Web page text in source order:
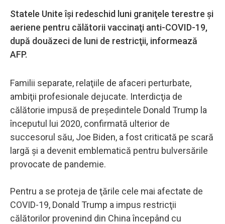
Statele Unite îşi redeschid luni graniţele terestre şi
aeriene pentru călătorii vaccinaţi anti-COVID-19,
după douăzeci de luni de restricţii, informează
AFP.
Familii separate, relaţiile de afaceri perturbate,
ambiţii profesionale dejucate. Interdicţia de
călătorie impusă de preşedintele Donald Trump la
începutul lui 2020, confirmată ulterior de
succesorul său, Joe Biden, a fost criticată pe scară
largă şi a devenit emblematică pentru bulversările
provocate de pandemie.
Pentru a se proteja de ţările cele mai afectate de
COVID-19, Donald Trump a impus restricţii
călătorilor provenind din China începând cu